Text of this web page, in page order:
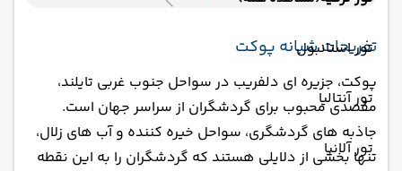
تور استانبول
تور آنتالیا
تور آلانیا
تفریحات شبانه پوکت
پوکت، جزیره ای دلفریب در سواحل جنوب غربی تایلند،
مقصدی محبوب برای گردشگران از سراسر جهان است.
جاذبه های گردشگری، سواحل خیره کننده و آب های زلال،
تنها بخشی از دلایلی هستند که گردشگران را به این نقطه